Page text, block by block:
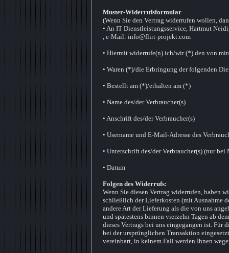
Muster-Widerrufsformular
(Wenn Sie den Vertrag widerrufen wollen,
• An IT Dienstleistungsservice, Hartmut
, e-Mail: info@flirt-projekt.com
• Hiermit widerrufe(n) ich/wir (*) den von
• Waren (*)/die Erbringung der folgenden
• Bestellt am (*)/erhalten am (*)
• Name des/der Verbraucher(s)
• Anschrift des/der Verbraucher(s)
• Username und E-Mail-Adresse des
• Unterschrift des/der Verbraucher(s) (nur
• Datum
Folgen des Widerrufs:
Wenn Sie diesen Vertrag widerrufen, haben
schließlich der Lieferkosten (mit Ausnahme
andere Art der Lieferung als die von uns
und spätestens binnen vierzehn Tagen ab
dieses Vertrags bei uns eingegangen ist. Für
bei der ursprünglichen Transaktion
vereinbart, in keinem Fall werden Ihnen